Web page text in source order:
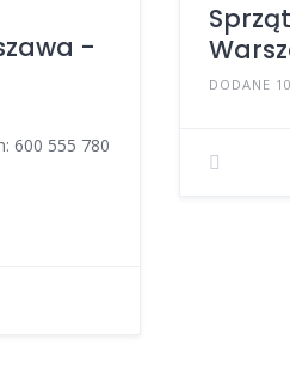
-
600 555 780
DODANE